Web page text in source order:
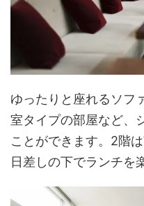
ゆったりと座れるソフ
室タイプの部屋など、
ことができます。2階
日差しの下でランチを